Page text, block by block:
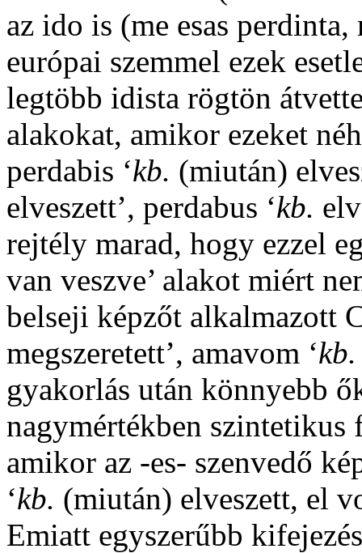
az ido is (me esas perdinta,
európai szemmel ezek
legtöbb idista rögtön
alakokat, amikor ezeket
perdabis ‘kb. (miután)
elveszett’, perdabus ‘kb.
rejtély marad, hogy ezzel
van veszve’ alakot miért
belseji képzőt alkalmazott
megszeretett’, amavom ‘kb.
gyakorlás után könnyebb
nagymértékben
amikor az -es- szenvedő
‘kb. (miután) elveszett, el
Emiatt egyszerűbb